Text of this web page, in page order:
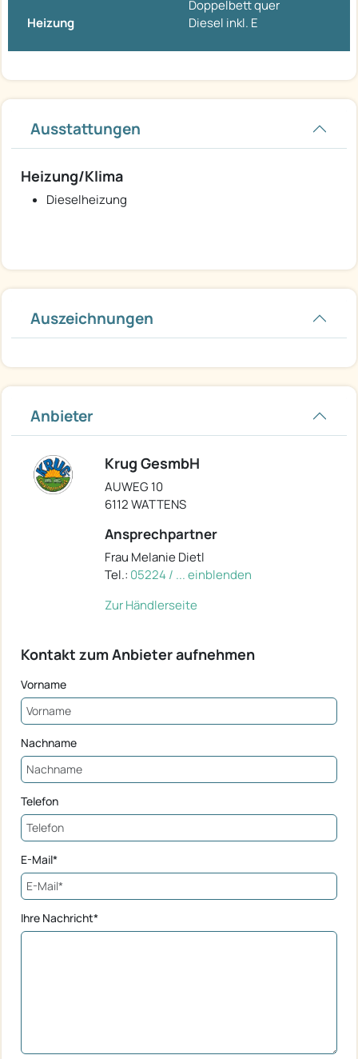
Doppelbett quer
Heizung
Diesel inkl. E
Ausstattungen
Heizung/Klima
Dieselheizung
Auszeichnungen
Anbieter
Krug GesmbH
AUWEG 10
6112 WATTENS
Ansprechpartner
Frau Melanie Dietl
Tel.: 05224 / ... einblenden
Zur Händlerseite
Kontakt zum Anbieter aufnehmen
Vorname
Nachname
Telefon
E-Mail*
Ihre Nachricht*